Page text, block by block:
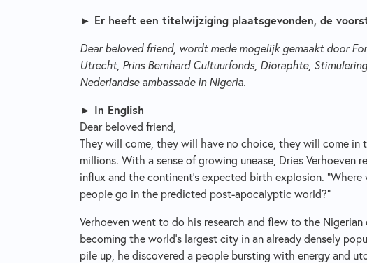
► Er heeft een titelwijziging plaatsgevonden, de
Dear beloved friend, wordt mede mogelijk gemaakt door
Utrecht, Prins Bernhard Cultuurfonds, Dioraphte,
Nederlandse ambassade in Nigeria.
► In English
Dear beloved friend,
They will come, they will have no choice, they will come in
millions. With a sense of growing unease, Dries Verhoeven
influx and the continent's expected birth explosion.
people go in the predicted post-apocalyptic world?”
Verhoeven went to do his research and flew to the
becoming the world’s largest city in an already densely
pile up, he discovered a people bursting with energy and